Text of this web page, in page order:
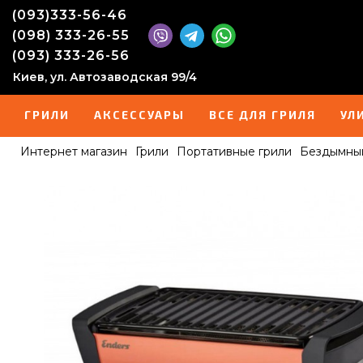
(093)333-56-46
(098) 333-26-55
(093) 333-26-56
Киев, ул. Автозаводская 99/4
ГРИЛИ АКСЕССУАРЫ ВСЕ ДЛЯ ГРИЛЯ
Интернет магазин Грили Портативные грили